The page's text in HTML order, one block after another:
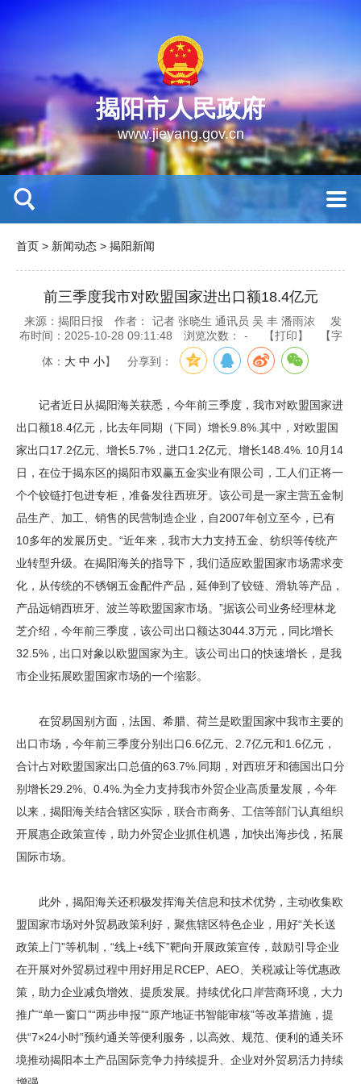
揭阳市人民政府
www.jieyang.gov.cn
首页 > 新闻动态 > 揭阳新闻
前三季度我市对欧盟国家进出口额18.4亿元
来源：揭阳日报 作者： 记者 张晓生 通讯员 吴 丰 潘雨浓
发
布时间：2025-10-28 09:11:48
浏览次数： - 【打印】 【字
体： 大 中 小】 分享到：
记者近日从揭阳海关获悉，今年前三季度，我市对欧盟国家进
出口额18.4亿元，比去年同期（下同）增长9.8%.其中，对欧盟国
家出口17.2亿元、增长5.7%，进口1.2亿元、增长148.4%. 10月14
日，在位于揭东区的揭阳市双赢五金实业有限公司，工人们正将一
个个铰链打包进专柜，准备发往西班牙。该公司是一家主营五金制
品生产、加工、销售的民营制造企业，自2007年创立至今，已有
10多年的发展历史。“近年来，我市大力支持五金、纺织等传统产
业转型升级。在揭阳海关的指导下，我们适应欧盟国家市场需求变
化，从传统的不锈钢五金配件产品，延伸到了铰链、滑轨等产品，
产品远销西班牙、波兰等欧盟国家市场。”据该公司业务经理林龙
芝介绍，今年前三季度，该公司出口额达3044.3万元，同比增长
32.5%，出口对象以欧盟国家为主。该公司出口的快速增长，是我
市企业拓展欧盟国家市场的一个缩影。
在贸易国别方面，法国、希腊、荷兰是欧盟国家中我市主要的
出口市场，今年前三季度分别出口6.6亿元、2.7亿元和1.6亿元，
合计占对欧盟国家出口总值的63.7%.同期，对西班牙和德国出口分
别增长29.2%、0.4%.为全力支持我市外贸企业高质量发展，今年
以来，揭阳海关结合辖区实际，联合市商务、工信等部门认真组织
开展惠企政策宣传，助力外贸企业抓住机遇，加快出海步伐，拓展
国际市场。
此外，揭阳海关还积极发挥海关信息和技术优势，主动收集欧
盟国家市场对外贸易政策利好，聚焦辖区特色企业，用好“关长送
政策上门”等机制，“线上+线下”靶向开展政策宣传，鼓励引导企业
在开展对外贸易过程中用好用足RCEP、AEO、关税减让等优惠政
策，助力企业减负增效、提质发展。持续优化口岸营商环境，大力
推广“单一窗口”“两步申报”“原产地证书智能审核”等改革措施，提
供“7×24小时”预约通关等便利服务，以高效、规范、便利的通关环
境推动揭阳本土产品国际竞争力持续提升、企业对外贸易活力持续